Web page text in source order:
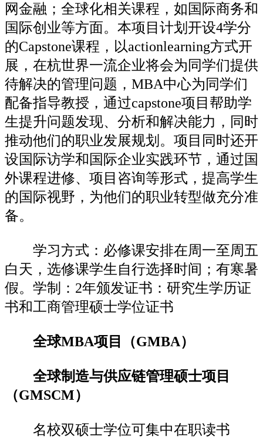
网金融；全球化相关课程，如国际商务和
国际创业等方面。本项目计划开设4学分
的Capstone课程，以actionlearning方式开
展，在杭世界一流企业将会为同学们提供
待解决的管理问题，MBA中心为同学们
配备指导教授，通过capstone项目帮助学
生提升问题发现、分析和解决能力，同时
推动他们的职业发展规划。项目同时还开
设国际访学和国际企业实践环节，通过国
外课程进修、项目咨询等形式，提高学生
的国际视野，为他们的职业转型做充分准
备。
学习方式：必修课安排在周一至周五
白天，选修课学生自行选择时间；有寒暑
假。学制：2年颁发证书：研究生学历证
书和工商管理硕士学位证书
全球MBA项目（GMBA）
全球制造与供应链管理硕士项目
（GMSCM）
名校双硕士学位可集中在职读书